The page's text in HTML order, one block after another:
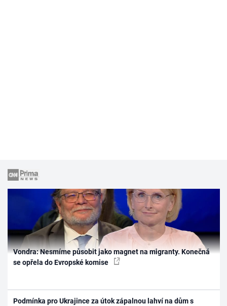
Vondra: Nesmíme působit jako magnet na migranty. Konečná
se opřela do Evropské komise
Podmínka pro Ukrajince za útok zápalnou lahví na dům s